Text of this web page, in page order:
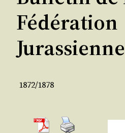
Fédération
Jurassienne
1872/1878